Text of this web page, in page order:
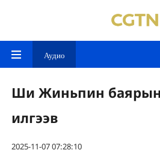
Аудио
Ши Жиньпин баярын
илгээв
2025-11-07 07:28:10